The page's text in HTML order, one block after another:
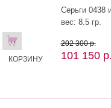
В
КОРЗИНУ
Серьги 0438
вес: 8.5 гр.
202 300 р.
101 150 р.